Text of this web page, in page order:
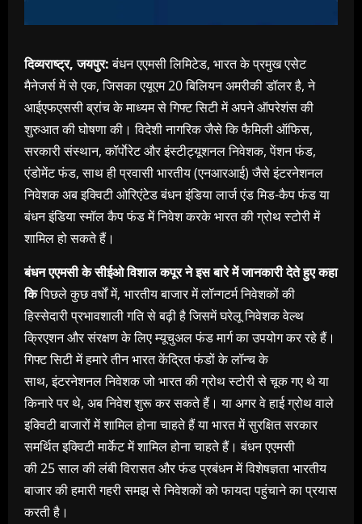
दिव्यराष्ट्र, जयपुर:बंधन एएमसी लिमिटेड, भारत के प्रमुख एसेट
मैनेजर्स में से एक, जिसका एयूएम 20 बिलियन अमरीकी डॉलर है, ने
आईएफएससी ब्रांच के माध्यम से गिफ्ट सिटी में अपने ऑपरेशंस की
शुरुआत की घोषणा की। विदेशी नागरिक जैसे कि फैमिली ऑफिस,
सरकारी संस्थान, कॉर्पाेरेट और इंस्टीट्यूशनल निवेशक, पेंशन फंड,
एंडोमेंट फंड, साथ ही प्रवासी भारतीय (एनआरआई) जैसे इंटरनेशनल
निवेशक अब इक्विटी ओरिएंटेड बंधन इंडिया लार्ज एंड मिड-कैप फंड या
बंधन इंडिया स्मॉल कैप फंड में निवेश करके भारत की ग्रोथ स्टोरी में
शामिल हो सकते हैं।
बंधन एएमसी के सीईओ विशाल कपूर ने इस बारे में जानकारी देते हुए कहा
किपिछले कुछ वर्षों में, भारतीय बाजार में लॉन्गटर्म निवेशकों की
हिस्सेदारी प्रभावशाली गति से बढ़ी है जिसमें घरेलू निवेशक वेल्थ
क्रिएशन और संरक्षण के लिए म्यूचुअल फंड मार्ग का उपयोग कर रहे हैं।
गिफ्ट सिटी में हमारे तीन भारत केंद्रित फंडों के लॉन्च के
साथ, इंटरनेशनल निवेशक जो भारत की ग्रोथ स्टोरी से चूक गए थे या
किनारे पर थे, अब निवेश शुरू कर सकते हैं। या अगर वे हाई ग्रोथ वाले
इक्विटी बाजारों में शामिल होना चाहते हैं या भारत में सुरक्षित सरकार
समर्थित इक्विटी मार्केट में शामिल होना चाहते हैं। बंधन एएमसी
की 25 साल की लंबी विरासत और फंड प्रबंधन में विशेषज्ञता भारतीय
बाजार की हमारी गहरी समझ से निवेशकों को फायदा पहुंचाने का प्रयास
करती है।